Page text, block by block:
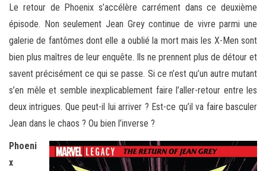
Le retour de Phoenix s’accélère carrément dans ce deuxième
épisode. Non seulement Jean Grey continue de vivre parmi une
galerie de fantômes dont elle a oublié la mort mais les X-Men sont
bien plus maîtres de leur enquête. Ils ne prennent plus de détour et
savent précisément ce qui se passe. Si ce n’est qu’un autre mutant
s’en mêle et semble inexplicablement faire l’aller-retour entre les
deux intrigues. Que peut-il lui arriver ? Est-ce qu’il va faire basculer
Jean dans le chaos ? Ou bien l’inverse ?
Phoeni
x